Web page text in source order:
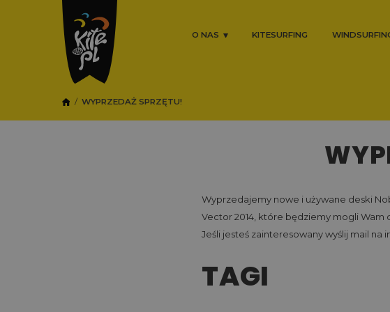
O NAS KITESURFING
WYPRZEDAŻ SPRZĘTU!
Wyprzedajemy nowe i używane deski
Vector 2014, które będziemy mogli Wam
Jeśli jesteś zainteresowany wyślij mail na
TAGI